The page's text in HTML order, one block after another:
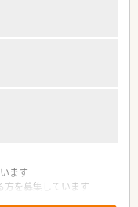
ます
を募集しています